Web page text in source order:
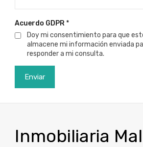
Acuerdo GDPR*
Doy mi consentimiento para que
almacene mi información enviada
responder a mi consulta.
Inmobiliaria